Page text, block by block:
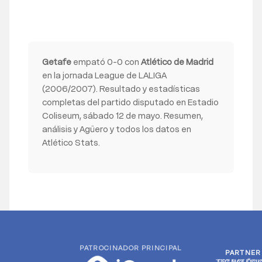
Getafe empató 0-0 con Atlético de Madrid
en la jornada League de LALIGA
(2006/2007). Resultado y estadísticas
completas del partido disputado en Estadio
Coliseum, sábado 12 de mayo. Resumen,
análisis y Agüero y todos los datos en
Atlético Stats.
PARTNER
PATROCINADOR PRINCIPAL
PARTNER